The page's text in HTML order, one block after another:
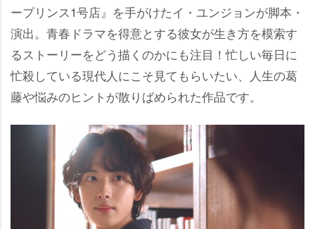
ープリンス1号店』を手がけたイ・ユンジョンが脚本・
演出。青春ドラマを得意とする彼女が生き方を模索す
るストーリーをどう描くのかにも注目！忙しい毎日に
忙殺している現代人にこそ見てもらいたい、人生の葛
藤や悩みのヒントが散りばめられた作品です。